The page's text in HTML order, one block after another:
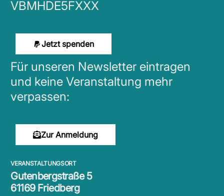
VBMHDE5FXXX
Jetzt spenden
Für unseren Newsletter eintragen
und keine Veranstaltung mehr
verpassen:
Zur Anmeldung
VERANSTALTUNGSORT
Gutenbergstraße 5
61169 Friedberg